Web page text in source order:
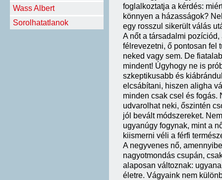
Wass Albert
Sorolhatatlanok
foglalkoztatja a kérdés:
könnyen a házasságok?
egy rosszul sikerült válás
A nőt a társadalmi
félrevezetni, ő pontosan fel
neked vagy sem. De
mindent! Úgyhogy ne is
szkeptikusabb és
elcsábítani, hiszen aligha
minden csak csel és fogás.
udvarolhat neki, őszintén
jól bevált módszereket.
ugyanúgy fogynak, mint a
kiismerni véli a férfi
A negyvenes nő,
nagyotmondás csupán,
alaposan változnak:
életre. Vágyaink nem